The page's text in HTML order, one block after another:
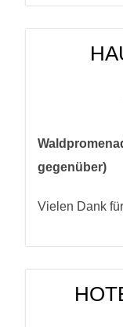
gegenüber)
Vielen Dank